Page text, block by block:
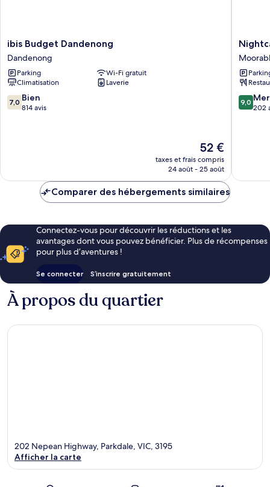
ibis
Budget
Dandenong
Dandenong
ibis Budget Dandenong
Dandenong
Parking
Wi-Fi gratuit
Climatisation
Laverie
7.0
sur
7,0 Bien
814 avis
Le
nouveau
prix
de
52 €
taxes et frais compris
24 août - 25 août
at
Hotel
9.0
sur
9,0
202
Comparer des hébergements similaires
Connectez-vous pour découvrir les réductions et les
avantages dont vous pouvez bénéficier. Plus de récompenses
pour plus d’aventures !
Se connecter S’inscrire gratuitement
À propos du quartier
202 Nepean Highway, Parkdale, VIC, 3195
Afficher la carte